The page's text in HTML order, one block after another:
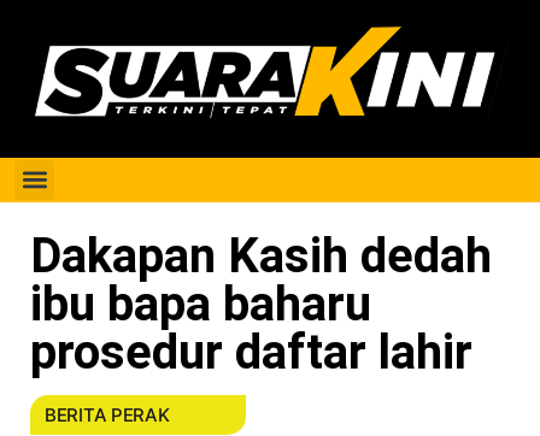
Dakapan Kasih dedah
ibu bapa baharu
prosedur daftar lahir
BERITA PERAK